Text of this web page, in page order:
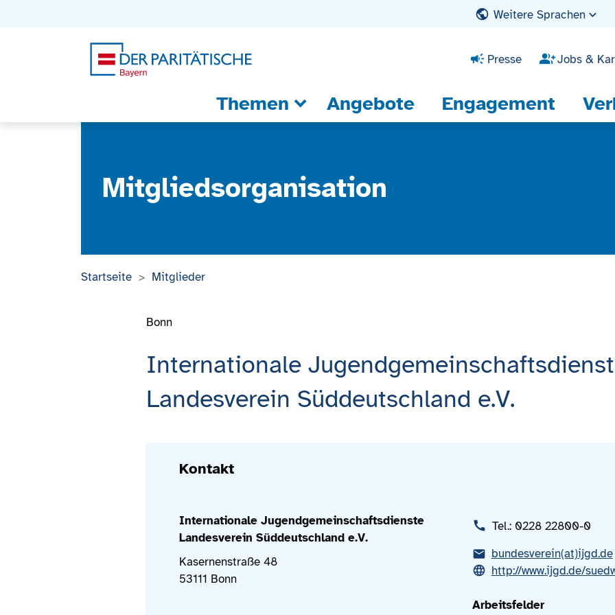
Weitere Sprachen
Presse Jobs &
Themen Angebote Engagement
Mitgliedsorganisation
Startseite Mitglieder
Internationale
Landesverein Süddeutschland e.V.
Bonn
Kontakt
Internationale Jugendgemeinschaftsdienste
Landesverein Süddeutschland e.V.
Kasernenstraße 48
53111 Bonn
Tel.: 0228 22800-0
bundesverein(at)ijgd.de
http://www.ijgd.de/
Arbeitsfelder